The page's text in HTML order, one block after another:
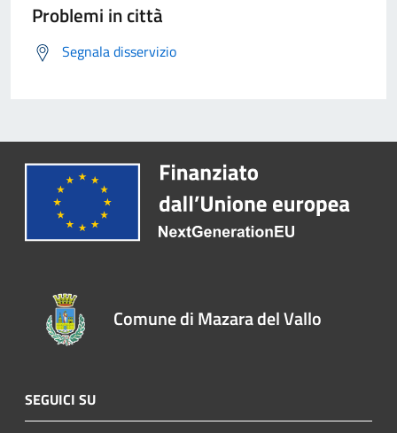
Problemi in città
Segnala disservizio
Comune di Mazara del Vallo
SEGUICI SU